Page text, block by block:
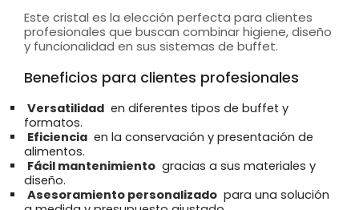
Este cristal es la elección perfecta para clientes
profesionales que buscan combinar higiene, diseño
y funcionalidad en sus sistemas de buffet.
Beneficios para clientes profesionales
Versatilidad en diferentes tipos de buffet y
formatos.
Eficiencia en la conservación y presentación de
alimentos.
Fácil mantenimiento gracias a sus materiales y
diseño.
Asesoramiento personalizado para una solución